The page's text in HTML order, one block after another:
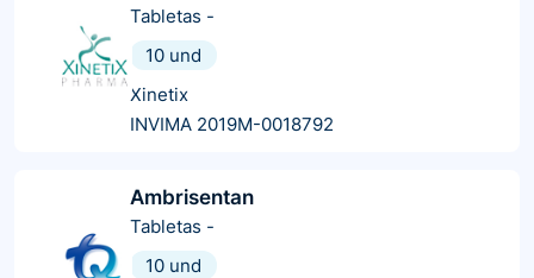
Tabletas -
10 und
Xinetix
INVIMA 2019M-0018792
Ambrisentan
Tabletas -
10 und